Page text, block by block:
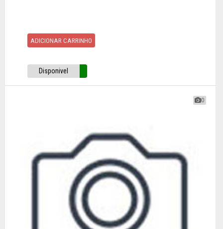
ADICIONAR CARRINHO
Disponivel
0